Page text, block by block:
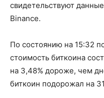
свидетельствуют
Binance.
По состоянию на 15:32
стоимость биткоина
на 3,48% дороже, чем
биткоин подорожал на